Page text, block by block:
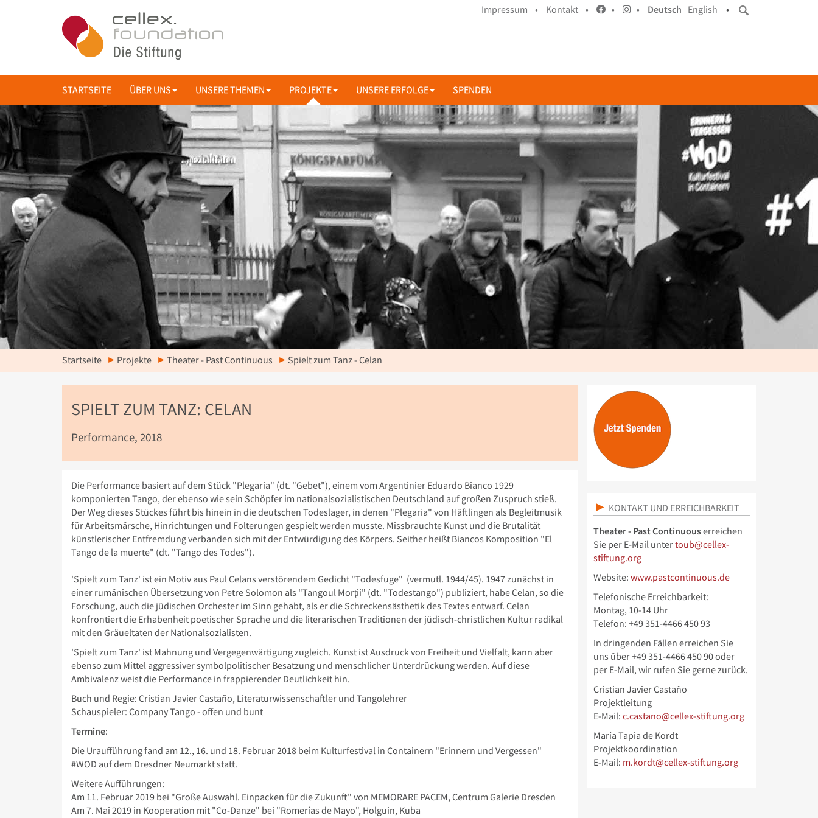
Impressum • Kontakt • • • Deutsch English •
STARTSEITE ÜBER UNS UNSERE THEMEN PROJEKTE UNSERE ERFOLGE SPENDEN
Startseite Projekte Theater - Past Continuous Spielt zum Tanz - Celan
SPIELT ZUM TANZ: CELAN
Performance, 2018
Die Performance basiert auf dem Stück "Plegaria" (dt. "Gebet"), einem vom Argentinier Eduardo Bianco 1929
komponierten Tango, der ebenso wie sein Schöpfer im nationalsozialistischen Deutschland auf großen Zuspruch stieß.
Der Weg dieses Stückes führt bis hinein in die deutschen Todeslager, in denen "Plegaria" von Häftlingen als Begleitmusik
für Arbeitsmärsche, Hinrichtungen und Folterungen gespielt werden musste. Missbrauchte Kunst und die Brutalität
künstlerischer Entfremdung verbanden sich mit der Entwürdigung des Körpers. Seither heißt Biancos Komposition "El
Tango de la muerte" (dt. "Tango des Todes").
'Spielt zum Tanz' ist ein Motiv aus Paul Celans verstörendem Gedicht "Todesfuge" (vermutl. 1944/45). 1947 zunächst in
einer rumänischen Übersetzung von Petre Solomon als "Tangoul Morții" (dt. "Todestango") publiziert, habe Celan, so die
Forschung, auch die jüdischen Orchester im Sinn gehabt, als er die Schreckensästhetik des Textes entwarf. Celan
konfrontiert die Erhabenheit poetischer Sprache und die literarischen Traditionen der jüdisch-christlichen Kultur radikal
mit den Gräueltaten der Nationalsozialisten.
'Spielt zum Tanz' ist Mahnung und Vergegenwärtigung zugleich. Kunst ist Ausdruck von Freiheit und Vielfalt, kann aber
ebenso zum Mittel aggressiver symbolpolitischer Besatzung und menschlicher Unterdrückung werden. Auf diese
Ambivalenz weist die Performance in frappierender Deutlichkeit hin.
Buch und Regie: Cristian Javier Castaño, Literaturwissenschaftler und Tangolehrer
Schauspieler: Company Tango - offen und bunt
Termine:
Die Uraufführung fand am 12., 16. und 18. Februar 2018 beim Kulturfestival in Containern "Erinnern und Vergessen"
#WOD auf dem Dresdner Neumarkt statt.
Weitere Aufführungen:
Am 11. Februar 2019 bei "Große Auswahl. Einpacken für die Zukunft" von MEMORARE PACEM, Centrum Galerie Dresden
Am 7. Mai 2019 in Kooperation mit "Co-Danze" bei "Romerías de Mayo", Holguin, Kuba
KONTAKT UND ERREICHBARKEIT
Theater - Past Continuouserreichen
Sie per E-Mail untertoub@cellex-
stiftung.org
Website: www.pastcontinuous.de
Telefonische Erreichbarkeit:
Montag, 10-14 Uhr
Telefon: +49 351-4466 450 93
In dringenden Fällen erreichen Sie
uns über+49 351-4466 450 90 oder
per E-Mail, wir rufen Sie gerne zurück.
Cristian Javier Castaño
Projektleitung
E-Mail: c.castano@cellex-stiftung.org
María Tapia de Kordt
Projektkoordination
E-Mail: m.kordt@cellex-stiftung.org